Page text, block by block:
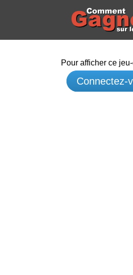
Pour afficher ce
Connectez-